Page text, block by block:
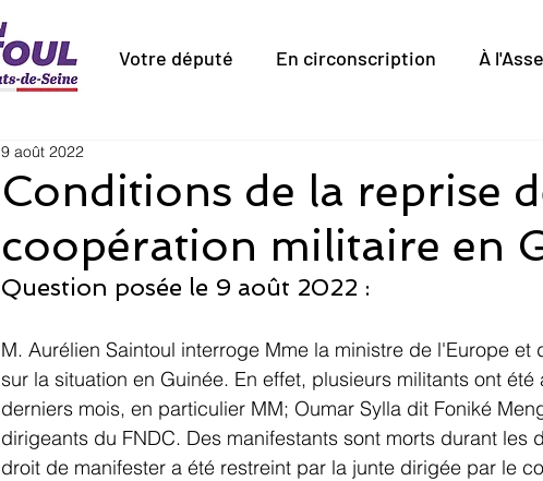
Votre député En circonscription À
Conditions de la reprise
coopération militaire en
9 août 2022
Question posée le 9 août 2022 :
M. Aurélien Saintoul interroge Mme la ministre de l'Europe et
sur la situation en Guinée. En effet, plusieurs militants ont
derniers mois, en particulier MM; Oumar Sylla dit Foniké
dirigeants du FNDC. Des manifestants sont morts durant les
droit de manifester a été restreint par la junte dirigée par le